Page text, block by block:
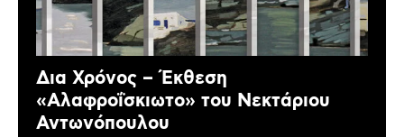
Δια Χρόνος – Έκθεση
«Αλαφροΐσκιωτο» του Νεκτάριου
Αντωνόπουλου